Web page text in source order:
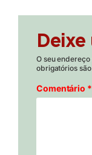
O seu
obrigatórios
Comentário *